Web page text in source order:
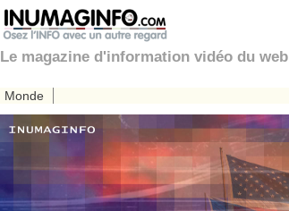
Le magazine d'information vidéo du web
Monde